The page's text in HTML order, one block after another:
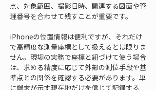
点、対象範囲、撮影日時、関連する図面や管
理番号を合わせて残すことが重要です。
iPhoneの位置情報は便利ですが、それだけ
で高精度な測量座標として扱えるとは限りま
せん。現場の実務で座標と紐づけて使う場合
は、求める精度に応じて外部の測位手段や基
準点との関係を確認する必要があります。単
に端末が示す現在地だけを信じて記録する